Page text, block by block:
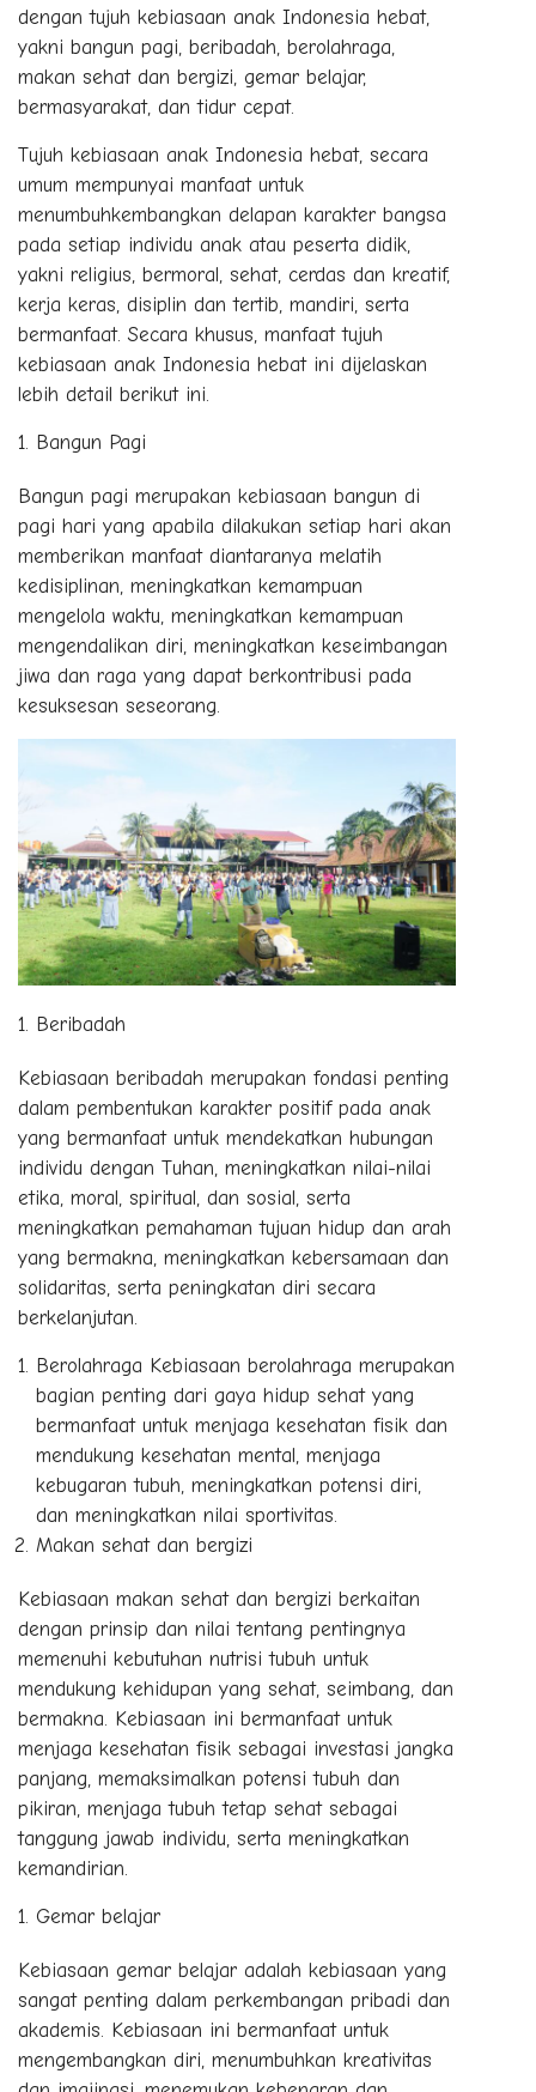
dengan tujuh kebiasaan anak Indonesia hebat,
yakni bangun pagi, beribadah, berolahraga,
makan sehat dan bergizi, gemar belajar,
bermasyarakat, dan tidur cepat.
Tujuh kebiasaan anak Indonesia hebat, secara
umum mempunyai manfaat untuk
menumbuhkembangkan delapan karakter bangsa
pada setiap individu anak atau peserta didik,
yakni religius, bermoral, sehat, cerdas dan kreatif,
kerja keras, disiplin dan tertib, mandiri, serta
bermanfaat. Secara khusus, manfaat tujuh
kebiasaan anak Indonesia hebat ini dijelaskan
lebih detail berikut ini.
Bangun Pagi
Bangun pagi merupakan kebiasaan bangun di
pagi hari yang apabila dilakukan setiap hari akan
memberikan manfaat diantaranya melatih
kedisiplinan, meningkatkan kemampuan
mengelola waktu, meningkatkan kemampuan
mengendalikan diri, meningkatkan keseimbangan
jiwa dan raga yang dapat berkontribusi pada
kesuksesan seseorang.
Beribadah
Kebiasaan beribadah merupakan fondasi penting
dalam pembentukan karakter positif pada anak
yang bermanfaat untuk mendekatkan hubungan
individu dengan Tuhan, meningkatkan nilai-nilai
etika, moral, spiritual, dan sosial, serta
meningkatkan pemahaman tujuan hidup dan arah
yang bermakna, meningkatkan kebersamaan dan
solidaritas, serta peningkatan diri secara
berkelanjutan.
Berolahraga Kebiasaan berolahraga merupakan
bagian penting dari gaya hidup sehat yang
bermanfaat untuk menjaga kesehatan fisik dan
mendukung kesehatan mental, menjaga
kebugaran tubuh, meningkatkan potensi diri,
dan meningkatkan nilai sportivitas.
Makan sehat dan bergizi
Kebiasaan makan sehat dan bergizi berkaitan
dengan prinsip dan nilai tentang pentingnya
memenuhi kebutuhan nutrisi tubuh untuk
mendukung kehidupan yang sehat, seimbang, dan
bermakna. Kebiasaan ini bermanfaat untuk
menjaga kesehatan fisik sebagai investasi jangka
panjang, memaksimalkan potensi tubuh dan
pikiran, menjaga tubuh tetap sehat sebagai
tanggung jawab individu, serta meningkatkan
kemandirian.
Gemar belajar
Kebiasaan gemar belajar adalah kebiasaan yang
sangat penting dalam perkembangan pribadi dan
akademis. Kebiasaan ini bermanfaat untuk
mengembangkan diri, menumbuhkan kreativitas